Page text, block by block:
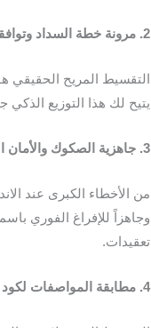
2. مرونة خطة السداد
التقسيط المريح الحقيقي
يتيح لك هذا التوزيع الذكي
3. جاهزية الصكوك والأمان
من الأخطاء الكبرى عند
وجاهزاً للإفراغ الفوري
تعقيدات.
4. مطابقة المواصفات لكود